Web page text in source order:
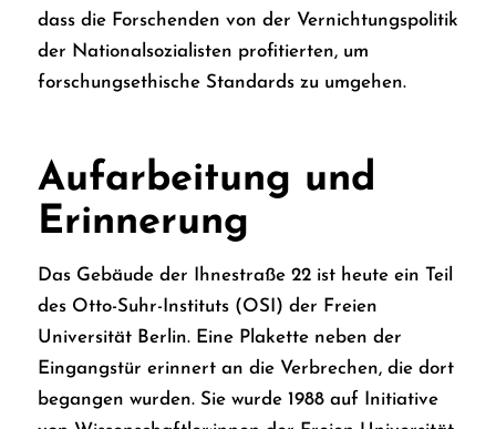
dass die Forschenden von der Vernichtungspolitik
der Nationalsozialisten profitierten, um
forschungsethische Standards zu umgehen.
Aufarbeitung und
Erinnerung
Das Gebäude der Ihnestraße 22 ist heute ein Teil
des Otto-Suhr-Instituts (OSI) der Freien
Universität Berlin. Eine Plakette neben der
Eingangstür erinnert an die Verbrechen, die dort
begangen wurden. Sie wurde 1988 auf Initiative